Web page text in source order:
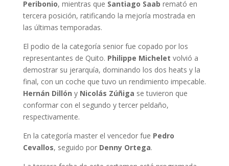
Peribonio, mientras que Santiago Saab remató en
tercera posición, ratificando la mejoría mostrada en
las últimas temporadas.
El podio de la categoría senior fue copado por los
representantes de Quito. Philippe Michelet volvió a
demostrar su jerarquía, dominando los dos heats y la
final, con un coche que tuvo un rendimiento impecable.
Hernán Dillón y Nicolás Zúñiga se tuvieron que
conformar con el segundo y tercer peldaño,
respectivamente.
En la categoría master el vencedor fue Pedro
Cevallos, seguido por Denny Ortega.